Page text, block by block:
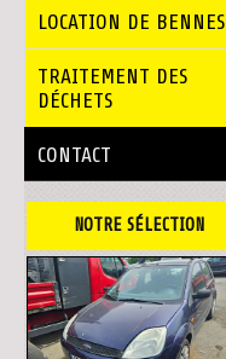
LOCATION DE BENNES
TRAITEMENT DES
DÉCHETS
CONTACT
NOTRE SÉLECTION